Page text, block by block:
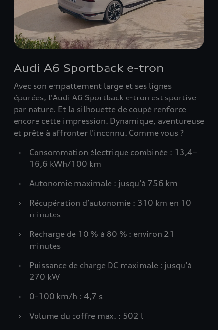
Audi A6 Sportback e-tron
Avec son empattement large et ses lignes
épurées, l'Audi A6 Sportback e-tron est sportive
par nature. Et la silhouette de coupé renforce
encore cette impression. Dynamique, aventureuse
et prête à affronter l'inconnu. Comme vous ?
›
Consommation électrique combinée : 13,4–
16,6 kWh/100 km
›
Autonomie maximale : jusqu’à 756 km
›
Récupération d’autonomie : 310 km en 10
minutes
›
Recharge de 10 % à 80 % : environ 21
minutes
›
Puissance de charge DC maximale : jusqu’à
270 kW
›
0–100 km/h : 4,7 s
›
Volume du coffre max. : 502 l